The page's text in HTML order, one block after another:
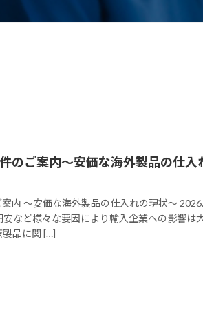
のご案内～安価な海外製品の仕入
内 ～安価な海外製品の仕入れの現状～
など様々な要因により輸入企業への影響は
製品に関 […]